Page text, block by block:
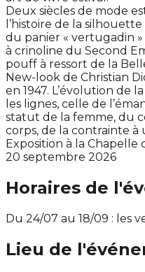
Deux siècles de mode
l’histoire de la
du panier « vertugadin »
à crinoline du Second
pouff à ressort de la
New-look de Christian
en 1947. L’évolution de
les lignes, celle de
statut de la femme, du
corps, de la contrainte à
Exposition à la Chapelle
20 septembre 2026
Horaires de
Du 24/07 au 18/09 : les
Lieu de